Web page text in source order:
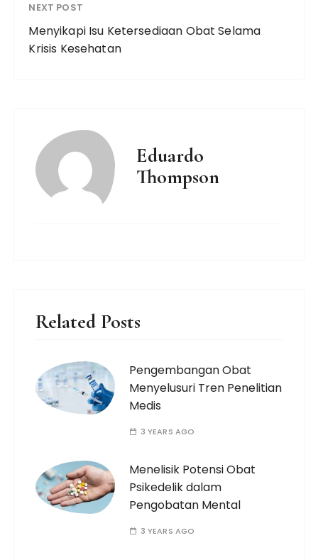
NEXT POST
Menyikapi Isu Ketersediaan Obat Selama
Krisis Kesehatan
Eduardo
Thompson
Related Posts
Pengembangan Obat
Menyelusuri Tren Penelitian
Medis
3 YEARS AGO
Menelisik Potensi Obat
Psikedelik dalam
Pengobatan Mental
3 YEARS AGO